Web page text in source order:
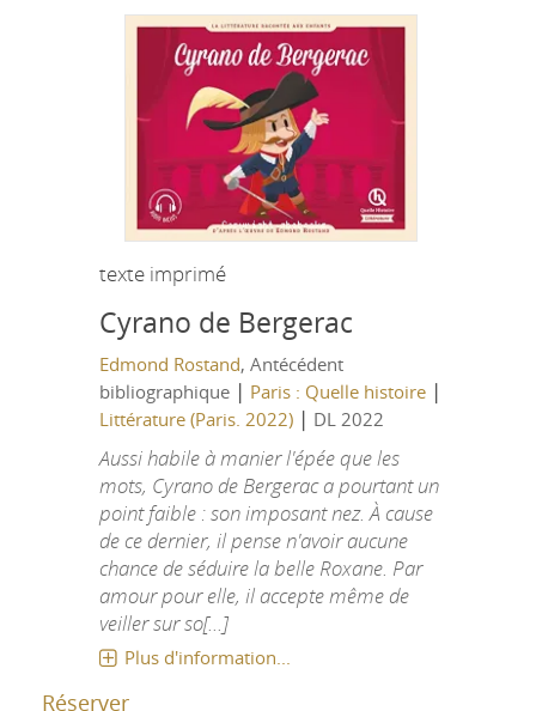
texte imprimé
Cyrano de Bergerac
Edmond Rostand, Antécédent
bibliographique | Paris : Quelle histoire|
Littérature (Paris. 2022)| DL 2022
Aussi habile à manier l'épée que les
mots, Cyrano de Bergerac a pourtant un
point faible : son imposant nez. À cause
de ce dernier, il pense n'avoir aucune
chance de séduire la belle Roxane. Par
amour pour elle, il accepte même de
veiller sur so[...]
Plus d'information...
Réserver